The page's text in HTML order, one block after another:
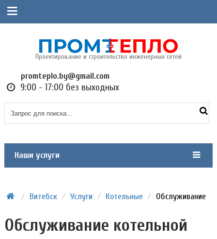
Проектирование и строительство инженерных сетей
promteplo.by@gmail.com
9:00 - 17:00 без выходных
Наши услуги
/ Витебск / Услуги / Котельные / Обслуживание
Обслуживание котельной